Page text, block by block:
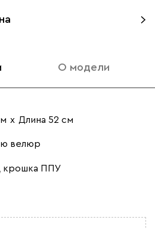
О модели
х Длина 52 см
велюр
крошка ППУ